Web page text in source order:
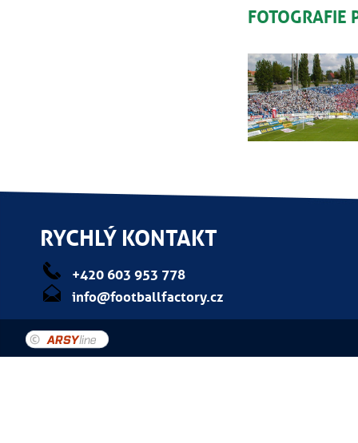
FOTOGRAFIE
RYCHLÝ KONTAKT
+420 603 953 778
info@footballfactory.cz